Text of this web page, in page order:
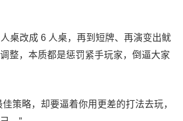
桌改成 6 人桌，再到短牌、再演变出鱿
整，本质都是惩罚紧手玩家，倒逼大家
策略，却要逼着你用更差的打法去玩，